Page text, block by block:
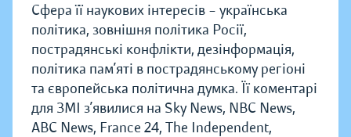
Сфера її наукових інтересів – українська
політика, зовнішня політика Росії,
пострадянські конфлікти, дезінформація,
політика пам’яті в пострадянському регіоні
та європейська політична думка. Її коментарі
для ЗМІ з’явилися на Sky News, NBC News,
ABC News, France 24, The Independent,